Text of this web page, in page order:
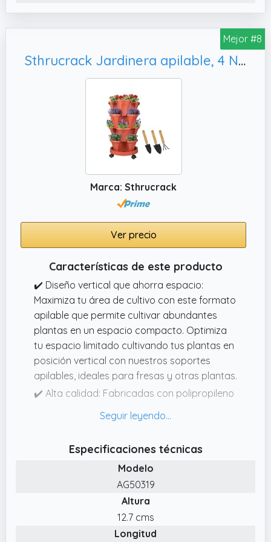
jardinera rectangular de madera de abeto
impregnada de color marrón aporta calidez
y naturalidad a cualquier espacio exterior.
Ideal para balcón, terraza o jardín, elegante
Mejor #8
Sthrucrack Jardinera apilable, 4 Niveles)
Marca: Sthrucrack
Ver precio
Características de este producto
✔️ Diseño vertical que ahorra espacio:
Maximiza tu área de cultivo con este formato
apilable que permite cultivar abundantes
plantas en un espacio compacto. Optimiza
tu espacio limitado cultivando tus plantas en
posición vertical con nuestros soportes
apilables, ideales para fresas y otras plantas.
✔️ Alta calidad: Fabricadas con polipropileno
resistentes y resistentes a la decoloración y
✔️ TRANSPIRABLE: Múltiples orificios de
drenaje en la parte inferior de cada maceta
para drenar el exceso de agua y garantizar
una buena circulación de aire alrededor de
✔️ Jardineras para interior/exterior: Nuestros
Especificaciones técnicas
Modelo
AG50319
Altura
12.7 cms
Longitud